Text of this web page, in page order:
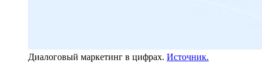
Диалоговый маркетинг в цифрах. Источник.